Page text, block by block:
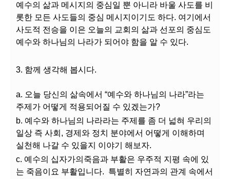
예수의 삶과 메시지의 중심일 뿐 아니라 바울 사도를 비
롯한 모든 사도들의 중심 메시지이기도 하다. 여기에서
사도적 전승을 이은 오늘의 교회의 삶과 선포의 중심도
예수와 하나님의 나라가 되어야 함을 알 수 있다.
3. 함께 생각해 봅시다.
a. 오늘 당신의 삶속에서 “예수와 하나님의 나라”라는
주제가 어떻게 적용되어질 수 있겠는가?
b. 예수와 하나님의 나라라는 주제를 좀 더 넓혀 우리의
일상 즉 사회, 경제와 정치 분야에서 어떻게 이해하며
실천해 나갈 수 있을지 이야기 해보자.
c. 예수의 십자가의죽음과 부활은 우주적 지평 속에 있
는 죽음이요 부활입니다. 특별히 자연과의 관계 속에서